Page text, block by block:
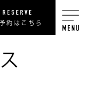
RESERVE
約はこちら